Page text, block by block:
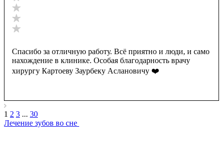
Спасибо за отличную работу. Всё приятно и люди, и само
нахождение в клинике. Особая благодарность врачу
хирургу Картоеву Заурбеку Аслановичу ❤️
1 2 3 ... 30
Лечение зубов во сне